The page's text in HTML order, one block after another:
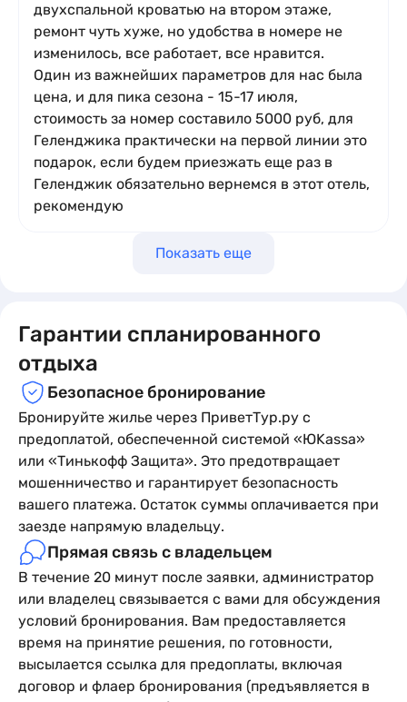
на 2
Подробное описание
двухспальной кроватью на втором этаже,
ремонт чуть хуже, но удобства в номере не
изменилось, все работает, все нравится.
Один из важнейших параметров для нас была
цена, и для пика сезона - 15-17 июля,
стоимость за номер составило 5000 руб, для
Геленджика практически на первой линии это
подарок, если будем приезжать еще раз в
Геленджик обязательно вернемся в этот отель,
рекомендую
Показать еще
Гарантии спланированного
отдыха
Безопасное бронирование
Бронируйте жилье через ПриветТур.ру с
предоплатой, обеспеченной системой «ЮKassa»
или «Тинькофф Защита». Это предотвращает
мошенничество и гарантирует безопасность
вашего платежа. Остаток суммы оплачивается при
заезде напрямую владельцу.
Прямая связь с владельцем
В течение 20 минут после заявки, администратор
или владелец связывается с вами для обсуждения
условий бронирования. Вам предоставляется
время на принятие решения, по готовности,
высылается ссылка для предоплаты, включая
договор и флаер бронирования (предъявляется в